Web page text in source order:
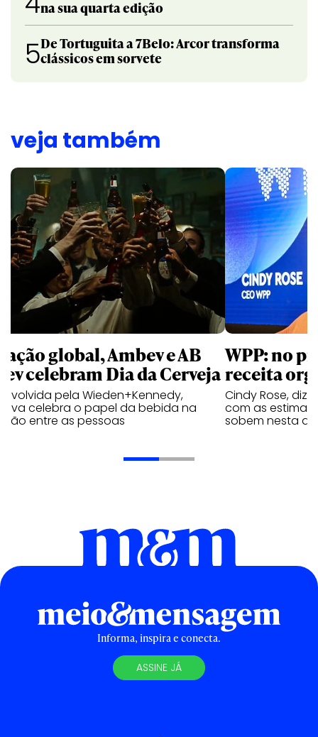
na sua quarta edição
5De Tortuguita a 7Belo: Arcor transforma
clássicos em sorvete
veja também
ação global, Ambev e AB
celebram Dia da Cerveja
pela Wieden+Kennedy,
celebra o papel da bebida na
entre as pessoas
WPP: no
receita
Cindy Rose, diz
com as
sobem nesta
Informa, inspira e conecta.
ASSINE JÁ